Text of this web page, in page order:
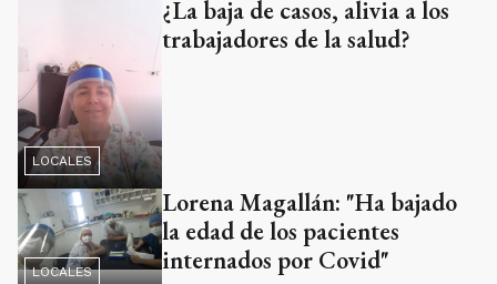
LOCALES
¿La baja de casos, alivia a los
trabajadores de la salud?
LOCALES
Lorena Magallán: "Ha bajado
la edad de los pacientes
internados por Covid"